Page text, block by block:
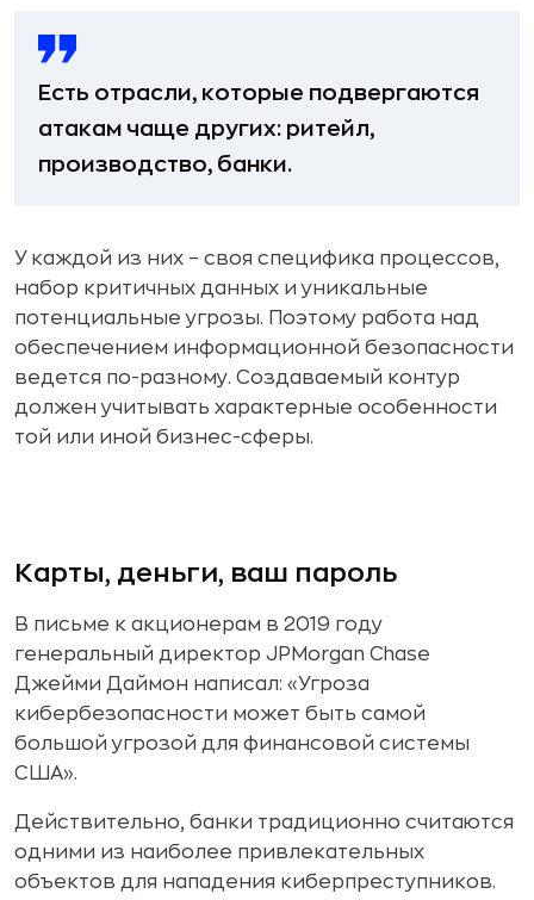
Есть отрасли, которые подвергаются
атакам чаще других: ритейл,
производство, банки.
У каждой из них – своя специфика процессов,
набор критичных данных и уникальные
потенциальные угрозы. Поэтому работа над
обеспечением информационной безопасности
ведется по-разному. Создаваемый контур
должен учитывать характерные особенности
той или иной бизнес-сферы.
Карты, деньги, ваш пароль
В письме к акционерам в 2019 году
генеральный директор JPMorgan Chase
Джейми Даймон написал: «Угроза
кибербезопасности может быть самой
большой угрозой для финансовой системы
США».
Действительно, банки традиционно считаются
одними из наиболее привлекательных
объектов для нападения киберпреступников.